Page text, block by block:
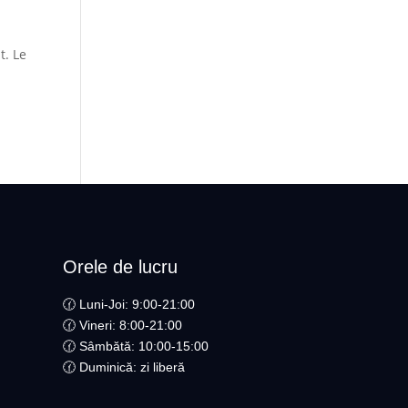
Le
Orele de lucru
🕜 Luni-Joi: 9:00-21:00
🕜 Vineri: 8:00-21:00
🕜 Sâmbătă: 10:00-15:00
🕜 Duminică: zi liberă